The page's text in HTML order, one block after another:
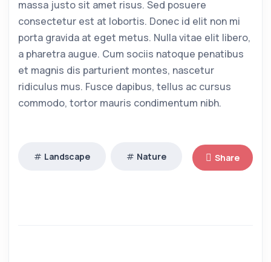
massa justo sit amet risus. Sed posuere
consectetur est at lobortis. Donec id elit non mi
porta gravida at eget metus. Nulla vitae elit libero,
a pharetra augue. Cum sociis natoque penatibus
et magnis dis parturient montes, nascetur
ridiculus mus. Fusce dapibus, tellus ac cursus
commodo, tortor mauris condimentum nibh.
Landscape Nature Share